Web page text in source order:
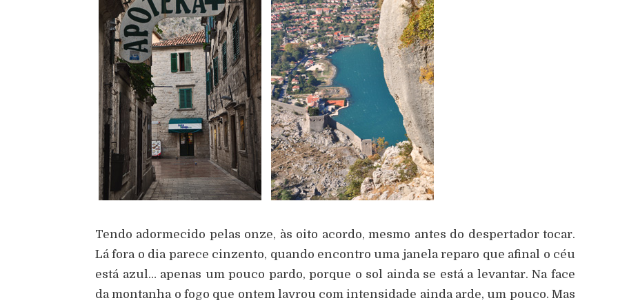
Tendo adormecido pelas onze, às oito acordo, mesmo antes do despertador tocar.
Lá fora o dia parece cinzento, quando encontro uma janela reparo que afinal o céu
está azul… apenas um pouco pardo, porque o sol ainda se está a levantar. Na face
da montanha o fogo que ontem lavrou com intensidade ainda arde, um pouco. Mas